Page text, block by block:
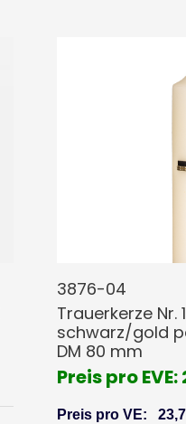
3876-04
Trauerkerze Nr.
schwarz/gold
DM 80 mm
Preis pro
Preis pro VE: